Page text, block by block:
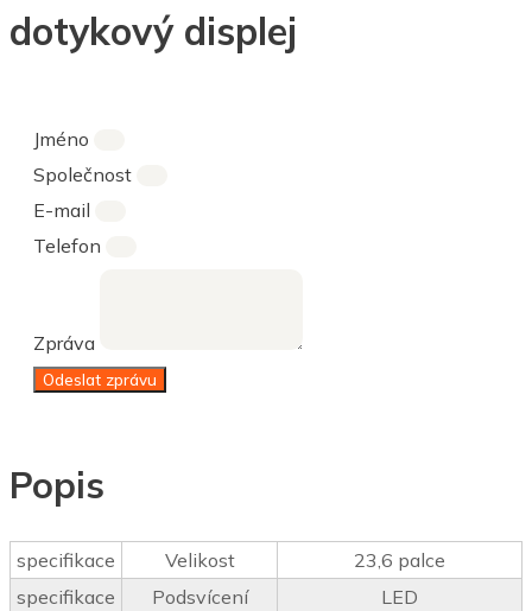
dotykový displej
Jméno
Společnost
E-mail
Telefon
Zpráva
Odeslat zprávu
Popis
specifikace Velikost
23,6 palce
specifikace
Podsvícení
LED